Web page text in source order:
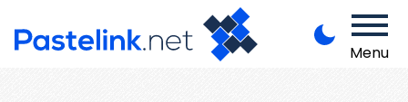
Menu